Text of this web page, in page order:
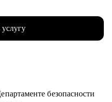
безопасности